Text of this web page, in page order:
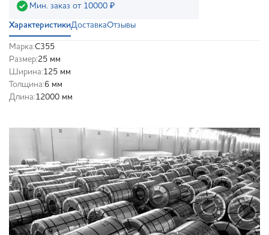
Мин. заказ от 10000 ₽
ХарактеристикиДоставкаОтзывы
Марка:С355
Размер:25 мм
Ширина:125 мм
Толщина:6 мм
Длина:12000 мм